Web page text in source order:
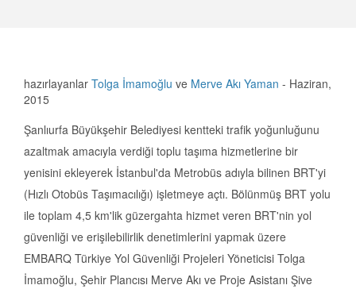
hazırlayanlar Tolga İmamoğlu ve Merve Akı Yaman - Haziran,
2015
Şanlıurfa Büyükşehir Belediyesi kentteki trafik yoğunluğunu
azaltmak amacıyla verdiği toplu taşıma hizmetlerine bir
yenisini ekleyerek İstanbul'da Metrobüs adıyla bilinen BRT'yi
(Hızlı Otobüs Taşımacılığı) işletmeye açtı. Bölünmüş BRT yolu
ile toplam 4,5 km'lik güzergahta hizmet veren BRT'nin yol
güvenliği ve erişilebilirlik denetimlerini yapmak üzere
EMBARQ Türkiye Yol Güvenliği Projeleri Yöneticisi Tolga
İmamoğlu, Şehir Plancısı Merve Akı ve Proje Asistanı Şive